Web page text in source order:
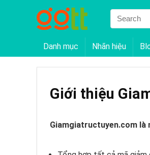
Danh mục Nhãn hiệu
Giới thiệu
Giamgiatructuyen.com là